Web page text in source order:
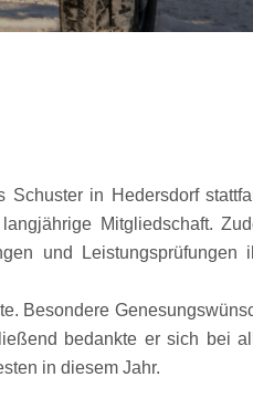
Schuster in Hedersdorf
Mitgliedschaft.
und Leistungsprüfungen
Besondere
bedankte er sich bei
in diesem Jahr.